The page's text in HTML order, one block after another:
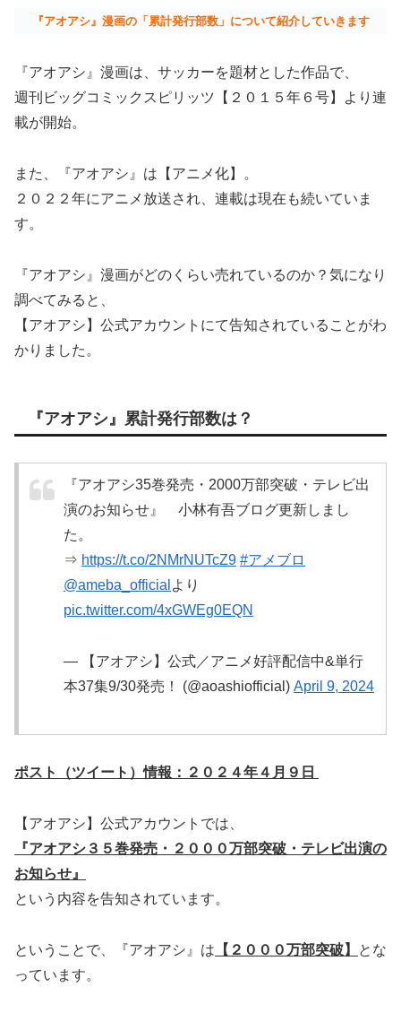
『アオアシ』漫画の「累計発行部数」について紹介していきます
『アオアシ』漫画は、サッカーを題材とした作品で、
週刊ビッグコミックスピリッツ【２０１５年６号】より連
載が開始。
また、『アオアシ』は【アニメ化】。
２０２２年にアニメ放送され、連載は現在も続いていま
す。
『アオアシ』漫画がどのくらい売れているのか？気になり
調べてみると、
【アオアシ】公式アカウントにて告知されていることがわ
かりました。
『アオアシ』累計発行部数は？
『アオアシ35巻発売・2000万部突破・テレビ出
演のお知らせ』 小林有吾ブログ更新しまし
た。
⇒ https://t.co/2NMrNUTcZ9 #アメブロ
@ameba_official より
pic.twitter.com/4xGWEg0EQN
— 【アオアシ】公式／アニメ好評配信中&単行
本37集9/30発売！ (@aoashiofficial) April 9, 2024
ポスト（ツイート）情報：２０２４年４月９日
【アオアシ】公式アカウントでは、
『アオアシ３５巻発売・２０００万部突破・テレビ出演の
お知らせ』
という内容を告知されています。
ということで、『アオアシ』は 【２０００万部突破】
とな
っています。